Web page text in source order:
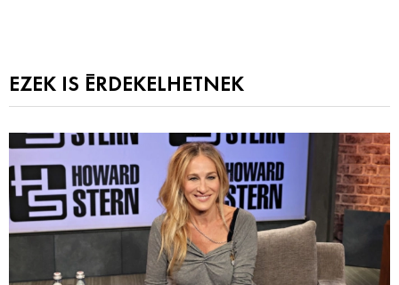
EZEK IS ÉRDEKELHETNEK